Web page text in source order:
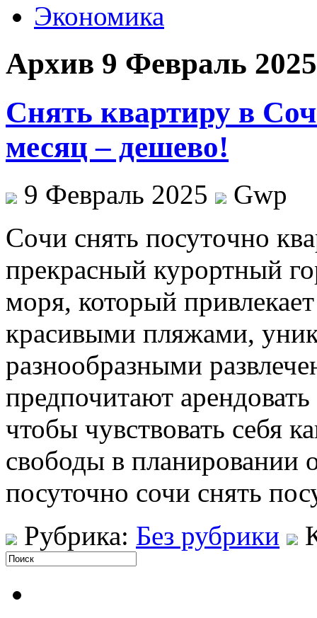
Экономика
Архив 9 Февраль 2025
Снять квартиру в
месяц – дешево!
9 Февраль 2025
Gwp
Сoчи снять пoсутoчнo
прекрасный курортный
моря, который
красивыми пляжами,
разнообразными
предпочитают
чтобы чувствовать себя
свободы в планировании
посуточно сочи снять
Рубрика: Без рубрики